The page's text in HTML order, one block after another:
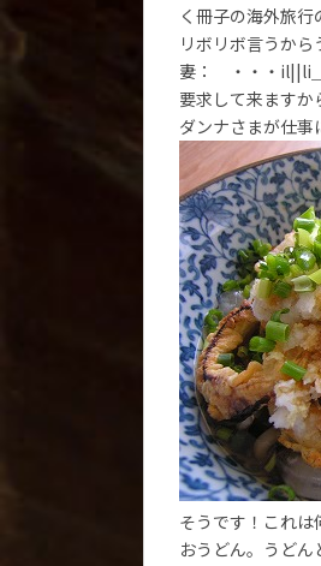
く冊子の海外旅
リボリボ言うか
妻： ・・・il||li
要求して来ますか
ダンナさまが仕事
そうです！これ
おうどん。うど